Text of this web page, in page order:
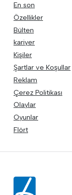
En son
Özellikler
Bülten
kariyer
Kişiler
Şartlar ve Koşullar
Reklam
Çerez Politikası
Olaylar
Oyunlar
Flört